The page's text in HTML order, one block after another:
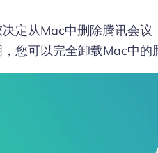
定从Mac中删除腾讯会
您可以完全卸载Mac中的